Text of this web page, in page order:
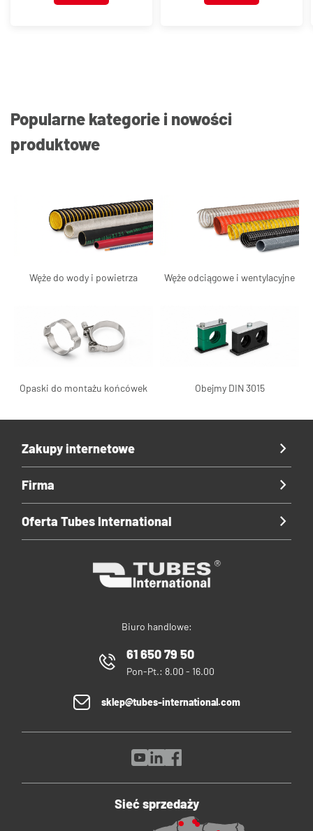
Popularne kategorie i nowości
produktowe
Węże do wody i powietrza Węże odciągowe i wentylacyjne
Opaski do montażu końcówek Obejmy DIN 3015
Biuro handlowe:
61 650 79 50
Pon-Pt.: 8.00 - 16.00
sklep@tubes-international.com
Zakupy internetowe
Firma
Oferta Tubes International
Sieć sprzedaży